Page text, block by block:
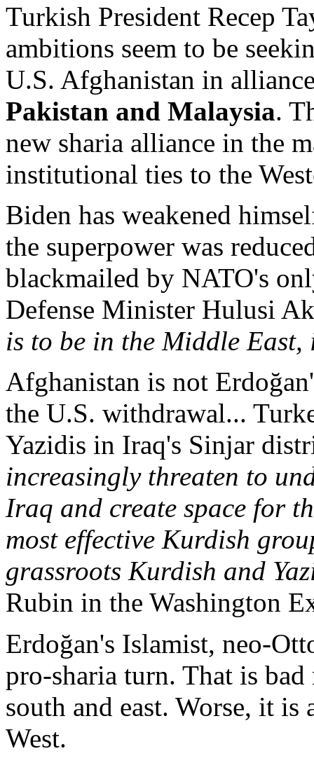
Turkish President Recep
ambitions seem to be
U.S. Afghanistan in
Pakistan and Malaysia.
new sharia alliance in the
institutional ties to the
Biden has weakened
the superpower was
blackmailed by NATO's
Defense Minister Hulusi
is to be in the Middle East,
Afghanistan is not Erdoğan
the U.S. withdrawal...
Yazidis in Iraq's Sinjar
increasingly threaten to
Iraq and create space for
mosteffective Kurdish
grassroots Kurdish and
Rubin in the Washington
Erdoğan's Islamist, neo-
pro-sharia turn. That is bad
south and east. Worse, it is
West.